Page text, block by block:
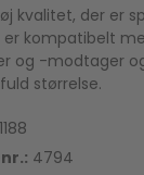
kvalitet, der er
kompatibelt
og -modtager
størrelse.
4794